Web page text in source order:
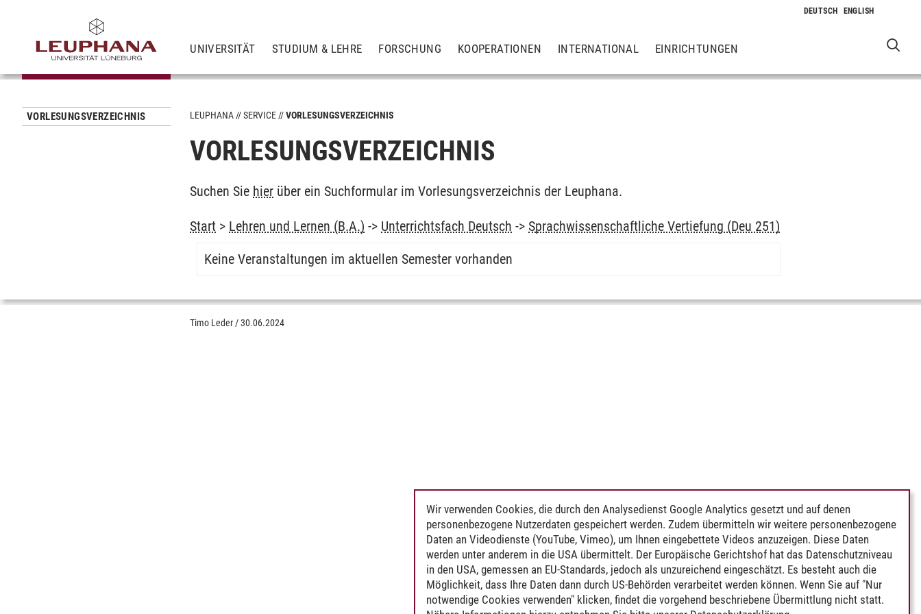
UNIVERSITÄT STUDIUM & LEHRE FORSCHUNG KOOPERATIONEN INTERNATIONAL EINRICHTUNGEN
VORLESUNGSVERZEICHNIS LEUPHANA SERVICE VORLESUNGSVERZEICHNIS
VORLESUNGSVERZEICHNIS
Suchen Sie hier über ein Suchformular im Vorlesungsverzeichnis der Leuphana.
Start > Lehren und Lernen (B.A.) -> Unterrichtsfach Deutsch -> Sprachwissenschaftliche Vertiefung (Deu 251)
Keine Veranstaltungen im aktuellen Semester vorhanden
Timo Leder /30.06.2024
Wir verwenden Cookies, die durch den Analysedienst Google Analytics gesetzt und auf denen
personenbezogene Nutzerdaten gespeichert werden. Zudem übermitteln wir weitere personenbezogene
Daten an Videodienste (YouTube, Vimeo), um Ihnen eingebettete Videos anzuzeigen. Diese Daten
werden unter anderem in die USA übermittelt. Der Europäische Gerichtshof hat das Datenschutzniveau
in den USA, gemessen an EU-Standards, jedoch als unzureichend eingeschätzt. Es besteht auch die
Möglichkeit, dass Ihre Daten dann durch US-Behörden verarbeitet werden können. Wenn Sie auf "Nur
notwendige Cookies verwenden" klicken, findet die vorgehend beschriebene Übermittlung nicht statt.